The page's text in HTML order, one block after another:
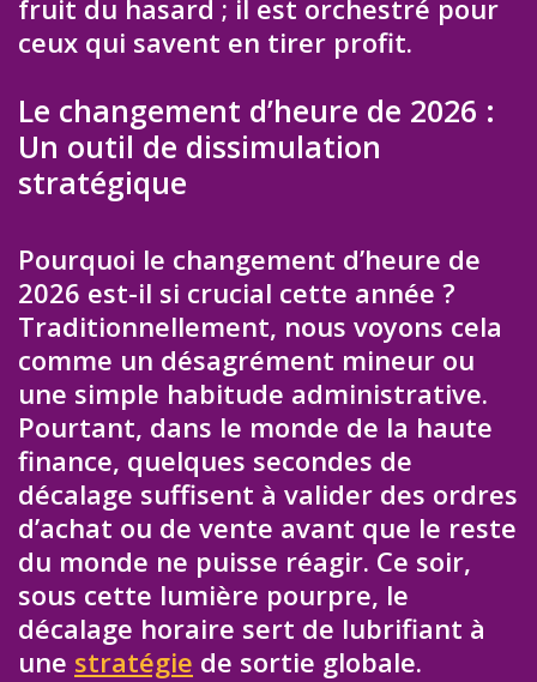
fruit du hasard ; il est orchestré pour
ceux qui savent en tirer profit.
Le changement d’heure de 2026 :
Un outil de dissimulation
stratégique
Pourquoi le changement d’heure de
2026 est-il si crucial cette année ?
Traditionnellement, nous voyons cela
comme un désagrément mineur ou
une simple habitude administrative.
Pourtant, dans le monde de la haute
finance, quelques secondes de
décalage suffisent à valider des ordres
d’achat ou de vente avant que le reste
du monde ne puisse réagir. Ce soir,
sous cette lumière pourpre, le
décalage horaire sert de lubrifiant à
une stratégie de sortie globale.